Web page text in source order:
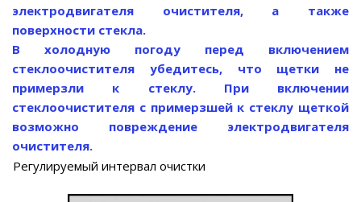
электродвигателя очистителя, а также
поверхности стекла.
В холодную погоду перед включением
стеклоочистителя убедитесь, что щетки не
примерзли к стеклу. При включении
стеклоочистителя с примерзшей к стеклу щеткой
возможно повреждение электродвигателя
очистителя.
Регулируемый интервал очистки